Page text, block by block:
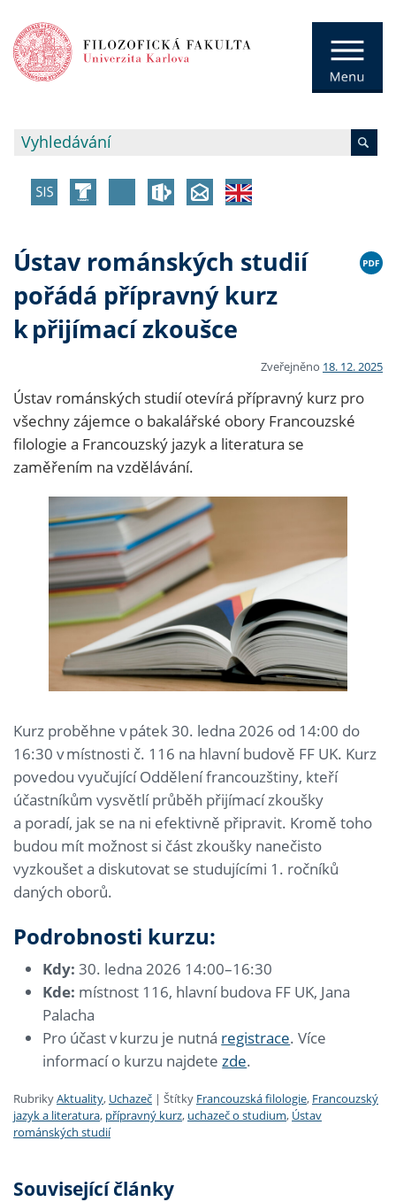
Ústav románských studií
pořádá přípravný kurz
k přijímací zkoušce
Zveřejněno 18. 12. 2025
Ústav románských studií otevírá přípravný kurz pro
všechny zájemce o bakalářské obory Francouzské
filologie a Francouzský jazyk a literatura se
zaměřením na vzdělávání.
Kurz proběhne v pátek 30. ledna 2026 od 14:00 do
16:30 v místnosti č. 116 na hlavní budově FF UK. Kurz
povedou vyučující Oddělení francouzštiny, kteří
účastníkům vysvětlí průběh přijímací zkoušky
a poradí, jak se na ni efektivně připravit. Kromě toho
budou mít možnost si část zkoušky nanečisto
vyzkoušet a diskutovat se studujícími 1. ročníků
daných oborů.
Podrobnosti kurzu:
Kdy:30. ledna 2026 14:00–16:30
Kde: místnost 116, hlavní budova FF UK, Jana
Palacha
Pro účast v kurzu je nutná registrace. Více
informací o kurzu najdetezde.
RubrikyAktuality, Uchazeč | Štítky Francouzská filologie, Francouzský
jazyk a literatura, přípravný kurz, uchazeč o studium, Ústav
románských studií
Související články